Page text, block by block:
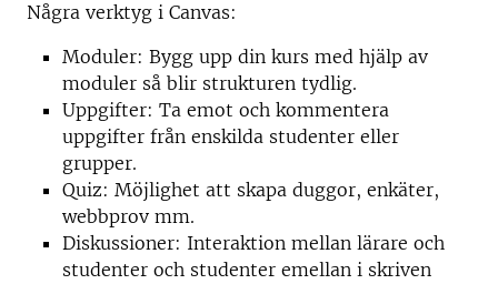
Några verktyg i Canvas:
Moduler: Bygg upp din kurs med hjälp av
moduler så blir strukturen tydlig.
Uppgifter: Ta emot och kommentera
uppgifter från enskilda studenter eller
grupper.
Quiz: Möjlighet att skapa duggor, enkäter,
webbprov mm.
Diskussioner: Interaktion mellan lärare och
studenter och studenter emellan i skriven